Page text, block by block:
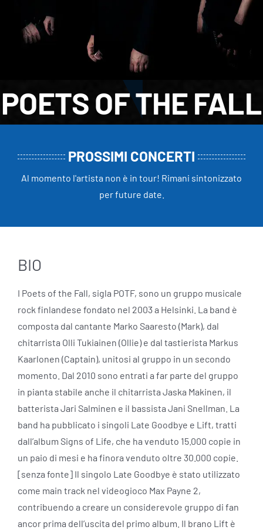
POETS OF THE FALL
PROSSIMI CONCERTI
Al momento l'artista non è in tour! Rimani sintonizzato
per future date.
BIO
I Poets of the Fall, sigla POTF, sono un gruppo musicale
rock finlandese fondato nel 2003 a Helsinki. La band è
composta dal cantante Marko Saaresto (Mark), dal
chitarrista Olli Tukiainen (Ollie) e dal tastierista Markus
Kaarlonen (Captain), unitosi al gruppo in un secondo
momento. Dal 2010 sono entrati a far parte del gruppo
in pianta stabile anche il chitarrista Jaska Makinen, il
batterista Jari Salminen e il bassista Jani Snellman. La
band ha pubblicato i singoli Late Goodbye e Lift, tratti
dall’album Signs of Life, che ha venduto 15.000 copie in
un paio di mesi e ha finora venduto oltre 30.000 copie.
[senza fonte] Il singolo Late Goodbye è stato utilizzato
come main track nel videogioco Max Payne 2,
contribuendo a creare un considerevole gruppo di fan
ancor prima dell’uscita del primo album. Il brano Lift è